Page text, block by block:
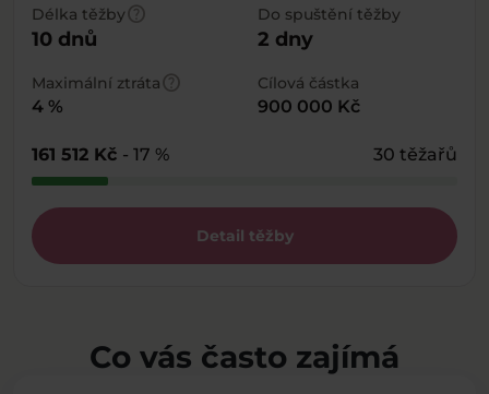
Délka těžbyhelp
10 dnů
Do spuštění těžby
2 dny
Maximální ztrátahelp
4 %
Cílová částka
900 000 Kč
161 512 Kč - 17 % 30 těžařů
Detail těžby
Co vás často zajímá